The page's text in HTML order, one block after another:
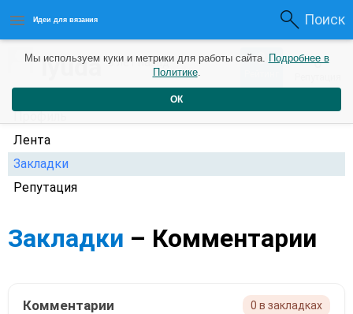
Идеи для вязания Поиск
lyuda5 лет назад 0 0
Профиль
Лента
Закладки
Репутация
Закладки – Комментарии
Комментарии 0 в закладках
Мы используем куки и метрики для работы сайта. Подробнее в
Политике.
ОК